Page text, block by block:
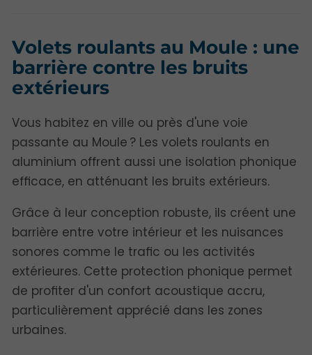
Volets roulants au Moule : une
barrière contre les bruits
extérieurs
Vous habitez en ville ou près d'une voie
passante au Moule ? Les volets roulants en
aluminium offrent aussi une isolation phonique
efficace, en atténuant les bruits extérieurs.
Grâce à leur conception robuste, ils créent une
barrière entre votre intérieur et les nuisances
sonores comme le trafic ou les activités
extérieures. Cette protection phonique permet
de profiter d'un confort acoustique accru,
particulièrement apprécié dans les zones
urbaines.